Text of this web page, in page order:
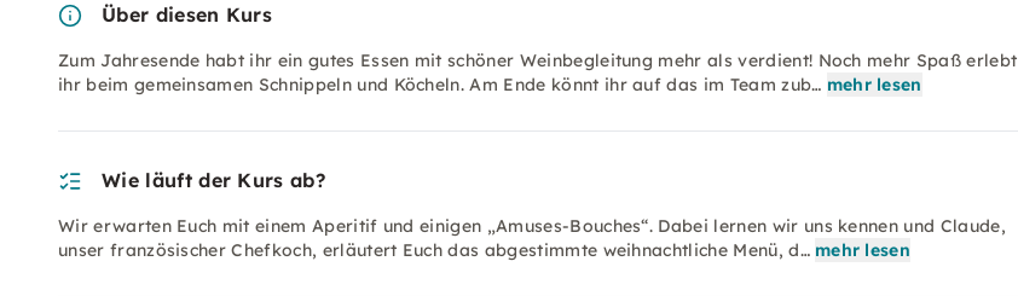
Über diesen Kurs
Zum Jahresende habt ihr ein gutes Essen mit schöner Weinbegleitung mehr als verdient! Noch mehr Spaß erlebt
ihr beim gemeinsamen Schnippeln und Köcheln. Am Ende könnt ihr auf das im Team zub… mehr lesen
Wie läuft der Kurs ab?
Wir erwarten Euch mit einem Aperitif und einigen „Amuses-Bouches“. Dabei lernen wir uns kennen und Claude,
unser französischer Chefkoch, erläutert Euch das abgestimmte weihnachtliche Menü, d… mehr lesen